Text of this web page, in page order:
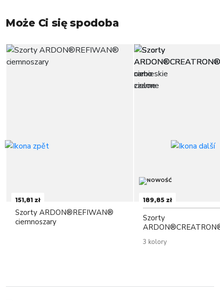
Może Ci się spodoba
151,81 zł
Szorty ARDON®REFIWAN®
ciemnoszary
189,85 zł
Szorty
3 kolory